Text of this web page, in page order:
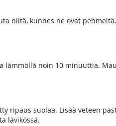
niitä, kunnes ne ovat
lämmöllä noin 10 minuuttia.
ripaus suolaa. Lisää veteen
lävikössä.